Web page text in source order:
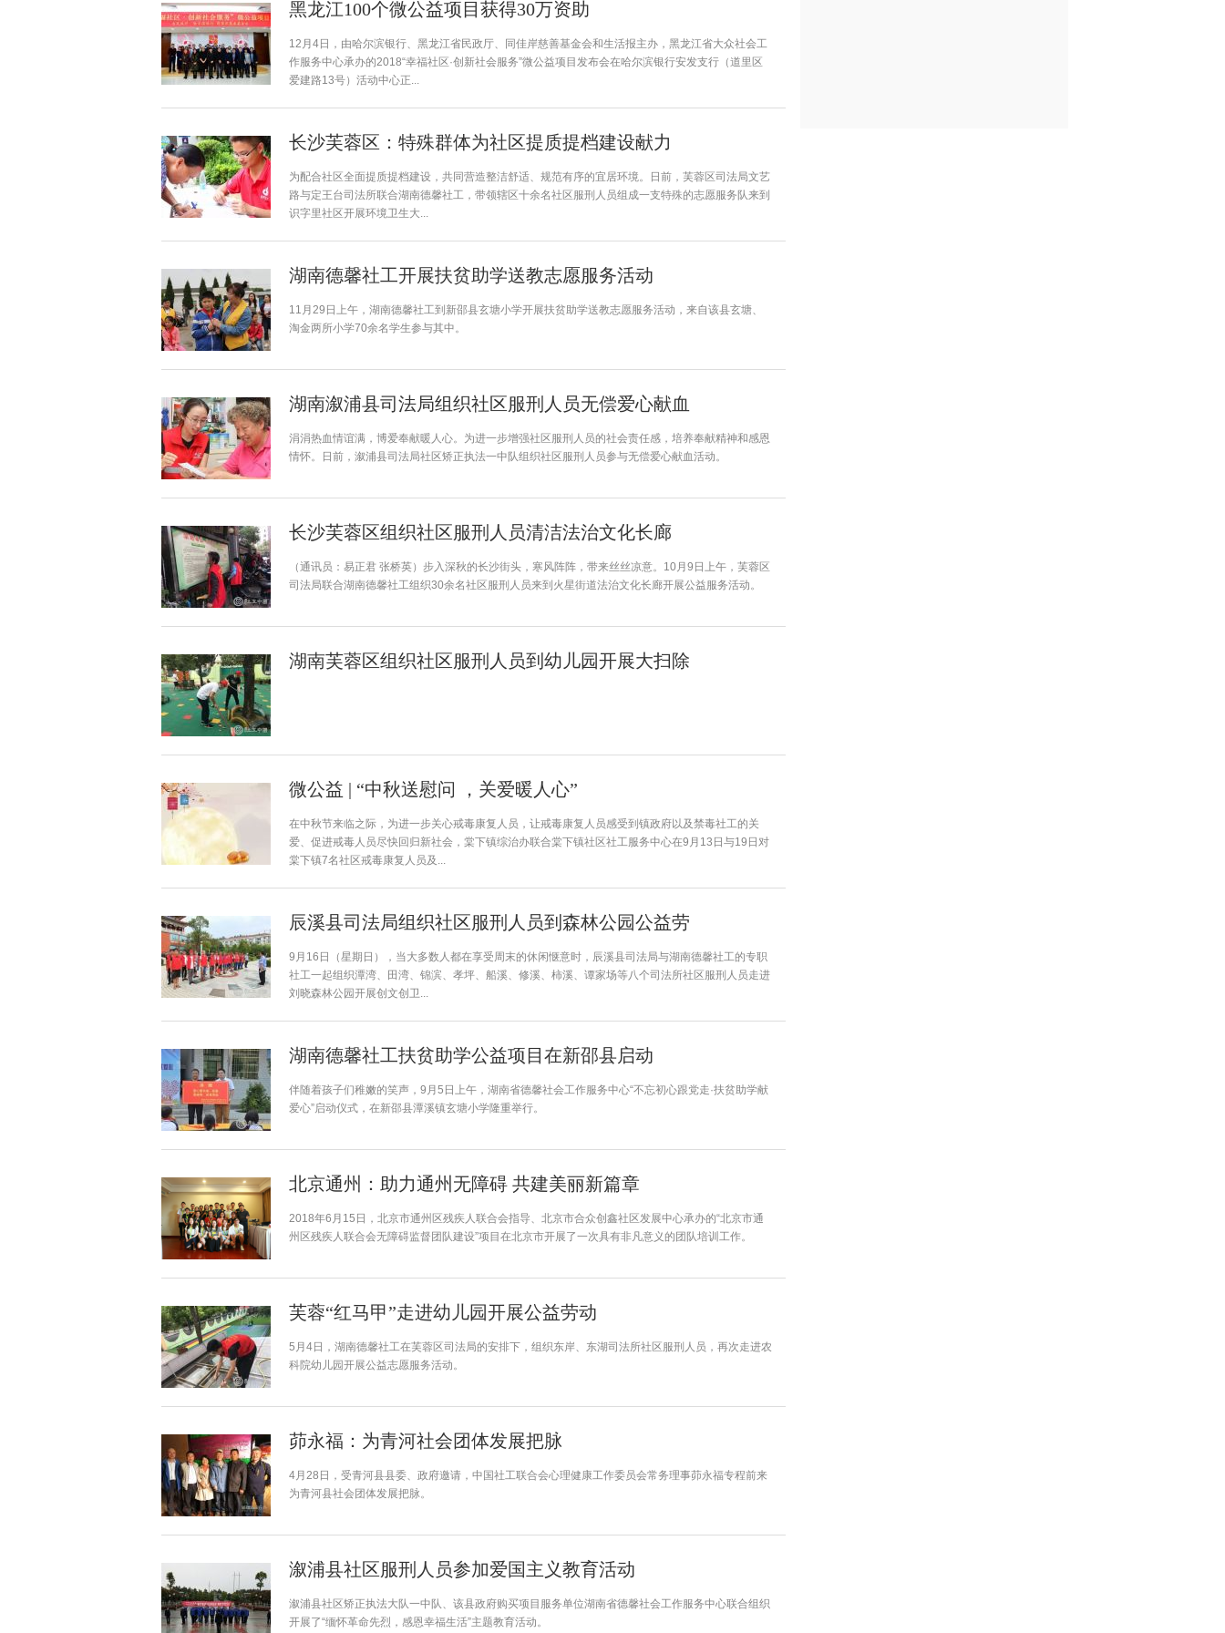
黑龙江100个微公益项目获得30万资助
12月4日，由哈尔滨银行、黑龙江省民政厅、同佳岸慈善基金会和生活报主办，黑龙江省大众社会工
作服务中心承办的2018“幸福社区·创新社会服务”微公益项目发布会在哈尔滨银行安发支行（道里区
爱建路13号）活动中心正...
长沙芙蓉区：特殊群体为社区提质提档建设献力
为配合社区全面提质提档建设，共同营造整洁舒适、规范有序的宜居环境。日前，芙蓉区司法局文艺
路与定王台司法所联合湖南德馨社工，带领辖区十余名社区服刑人员组成一支特殊的志愿服务队来到
识字里社区开展环境卫生大...
湖南德馨社工开展扶贫助学送教志愿服务活动
11月29日上午，湖南德馨社工到新邵县玄塘小学开展扶贫助学送教志愿服务活动，来自该县玄塘、
淘金两所小学70余名学生参与其中。
湖南溆浦县司法局组织社区服刑人员无偿爱心献血
涓涓热血情谊满，博爱奉献暖人心。为进一步增强社区服刑人员的社会责任感，培养奉献精神和感恩
情怀。日前，溆浦县司法局社区矫正执法一中队组织社区服刑人员参与无偿爱心献血活动。
长沙芙蓉区组织社区服刑人员清洁法治文化长廊
（通讯员：易正君 张桥英）步入深秋的长沙街头，寒风阵阵，带来丝丝凉意。10月9日上午，芙蓉区
司法局联合湖南德馨社工组织30余名社区服刑人员来到火星街道法治文化长廊开展公益服务活动。
湖南芙蓉区组织社区服刑人员到幼儿园开展大扫除
微公益 | “中秋送慰问 ，关爱暖人心”
在中秋节来临之际，为进一步关心戒毒康复人员，让戒毒康复人员感受到镇政府以及禁毒社工的关
爱、促进戒毒人员尽快回归新社会，棠下镇综治办联合棠下镇社区社工服务中心在9月13日与19日对
棠下镇7名社区戒毒康复人员及...
辰溪县司法局组织社区服刑人员到森林公园公益劳
9月16日（星期日），当大多数人都在享受周末的休闲惬意时，辰溪县司法局与湖南德馨社工的专职
社工一起组织潭湾、田湾、锦滨、孝坪、船溪、修溪、柿溪、谭家场等八个司法所社区服刑人员走进
刘晓森林公园开展创文创卫...
湖南德馨社工扶贫助学公益项目在新邵县启动
伴随着孩子们稚嫩的笑声，9月5日上午，湖南省德馨社会工作服务中心“不忘初心跟党走·扶贫助学献
爱心”启动仪式，在新邵县潭溪镇玄塘小学隆重举行。
北京通州：助力通州无障碍 共建美丽新篇章
2018年6月15日，北京市通州区残疾人联合会指导、北京市合众创鑫社区发展中心承办的“北京市通
州区残疾人联合会无障碍监督团队建设”项目在北京市开展了一次具有非凡意义的团队培训工作。
芙蓉“红马甲”走进幼儿园开展公益劳动
5月4日，湖南德馨社工在芙蓉区司法局的安排下，组织东岸、东湖司法所社区服刑人员，再次走进农
科院幼儿园开展公益志愿服务活动。
茆永福：为青河社会团体发展把脉
4月28日，受青河县县委、政府邀请，中国社工联合会心理健康工作委员会常务理事茆永福专程前来
为青河县社会团体发展把脉。
溆浦县社区服刑人员参加爱国主义教育活动
溆浦县社区矫正执法大队一中队、该县政府购买项目服务单位湖南省德馨社会工作服务中心联合组织
开展了“缅怀革命先烈，感恩幸福生活”主题教育活动。